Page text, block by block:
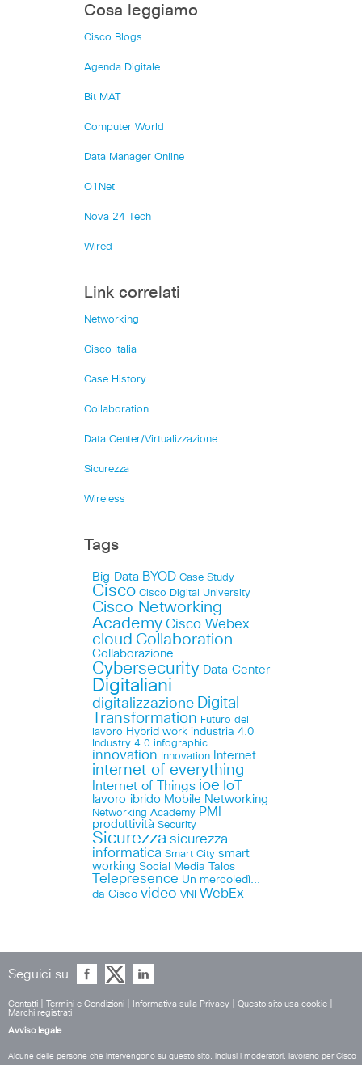
Cosa leggiamo
Cisco Blogs
Agenda Digitale
Bit MAT
Computer World
Data Manager Online
O1Net
Nova 24 Tech
Wired
Link correlati
Networking
Cisco Italia
Case History
Collaboration
Data Center/Virtualizzazione
Sicurezza
Wireless
Tags
Big Data BYOD Case Study
Cisco Cisco Digital University
Cisco Networking
Academy Cisco Webex
cloud Collaboration
Collaborazione
Cybersecurity Data Center
Digitaliani
digitalizzazione
Digital
Transformation Futuro del
lavoro Hybrid work industria 4.0
Industry 4.0 infographic
innovation Innovation Internet
internet of everything
Internet of Things ioe IoT
lavoro ibrido Mobile Networking
Networking Academy PMI
produttività Security
Sicurezza sicurezza
informatica Smart City smart
working Social Media Talos
Telepresence Un mercoledì...
da Cisco video VNI WebEx
Seguici su
Contatti Termini e Condizioni Informativa sulla Privacy Questo sito usa cookie
Marchi registrati
Avviso legale
Alcune delle persone che intervengono su questo sito, inclusi i moderatori, lavorano per Cisco